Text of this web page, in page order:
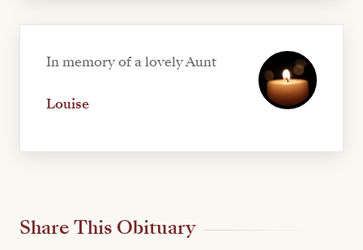
In memory of a lovely Aunt
Louise
Share This Obituary